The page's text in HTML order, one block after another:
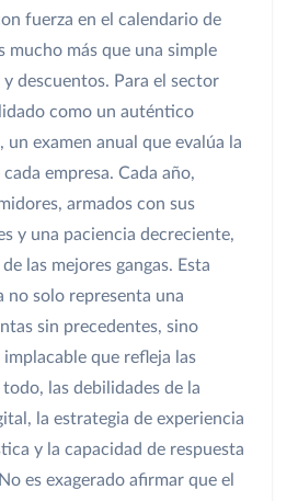
fuerza en el calendario de
mucho más que una simple
descuentos. Para el sector
como un auténtico
un examen anual que evalúa la
empresa. Cada año,
armados con sus
y una paciencia decreciente,
las mejores gangas. Esta
no solo representa una
sin precedentes, sino
que refleja las
las debilidades de la
la estrategia de experiencia
y la capacidad de respuesta
es exagerado afirmar que el